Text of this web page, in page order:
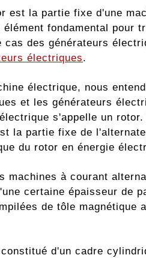
est la partie fixe d'une
élément fondamental pour
cas des générateurs
électriques.
électrique, nous
et les générateurs
s'appelle un
la partie fixe de
du rotor en énergie
machines à courant
certaine épaisseur de
de tôle magnétique
d'un cadre